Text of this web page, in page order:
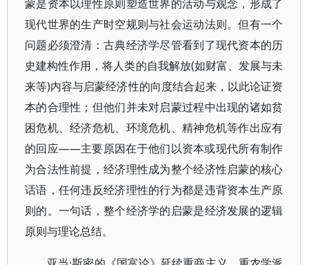
蒙是资本以理性原则塑造世界的活动与观念，形成了
现代世界的生产时空规则与社会运动法则。但有一个
问题必须澄清：古典经济学尽管看到了现代资本的历
史建构性作用，将人类的自我解放(如财富、发展与未
来等)内容与启蒙经济性的向度结合起来，以此论证资
本的合理性；但他们并未对启蒙过程中出现的诸如贫
困危机、经济危机、环境危机、精神危机等作出应有
的回应——主要原因在于他们以资本或现代所有制作
为合法性前提，经济理性成为整个经济性启蒙的核心
话语，任何违反经济理性的行为都是违背资本生产原
则的。一句话，整个经济学的启蒙是经济发展的逻辑
原则与理论总结。